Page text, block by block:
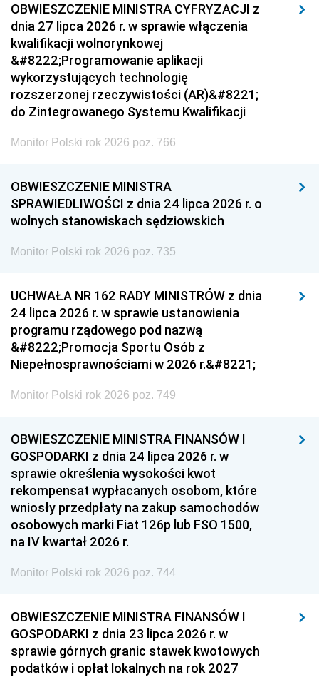
OBWIESZCZENIE MINISTRA CYFRYZACJI z
dnia 27 lipca 2026 r. w sprawie włączenia
kwalifikacji wolnorynkowej
&#8222;Programowanie aplikacji
wykorzystujących technologię
rozszerzonej rzeczywistości (AR)&#8221;
do Zintegrowanego Systemu Kwalifikacji
Monitor Polski rok 2026 poz. 766
OBWIESZCZENIE MINISTRA
SPRAWIEDLIWOŚCI z dnia 24 lipca 2026 r. o
wolnych stanowiskach sędziowskich
Monitor Polski rok 2026 poz. 735
UCHWAŁA NR 162 RADY MINISTRÓW z dnia
24 lipca 2026 r. w sprawie ustanowienia
programu rządowego pod nazwą
&#8222;Promocja Sportu Osób z
Niepełnosprawnościami w 2026 r.&#8221;
Monitor Polski rok 2026 poz. 749
OBWIESZCZENIE MINISTRA FINANSÓW I
GOSPODARKI z dnia 24 lipca 2026 r. w
sprawie określenia wysokości kwot
rekompensat wypłacanych osobom, które
wniosły przedpłaty na zakup samochodów
osobowych marki Fiat 126p lub FSO 1500,
na IV kwartał 2026 r.
Monitor Polski rok 2026 poz. 744
OBWIESZCZENIE MINISTRA FINANSÓW I
GOSPODARKI z dnia 23 lipca 2026 r. w
sprawie górnych granic stawek kwotowych
podatków i opłat lokalnych na rok 2027